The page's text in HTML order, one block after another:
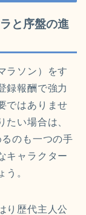
と序盤の進
ラソン）をす
録報酬で強力
ではありませ
たい場合は、
のも一つの手
キャラクター
う。
り歴代主人公